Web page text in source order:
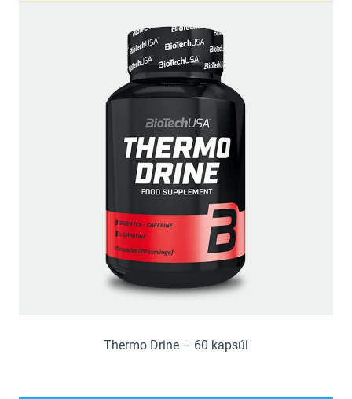
Thermo Drine – 60 kapsúl